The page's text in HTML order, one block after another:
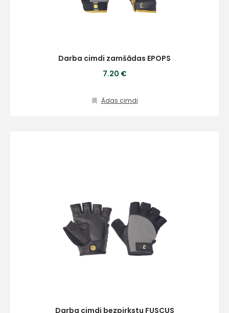
Darba cimdi zamšādas EPOPS
7.20 €
Ādas cimdi
Darba cimdi bezpirkstu FUSCUS